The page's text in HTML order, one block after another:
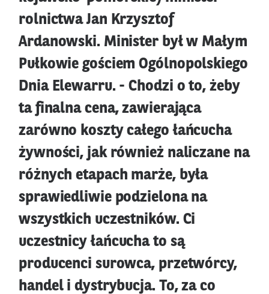
rolnictwa Jan Krzysztof
Ardanowski. Minister był w Małym
Pułkowie gościem Ogólnopolskiego
Dnia Elewarru. - Chodzi o to, żeby
ta finalna cena, zawierająca
zarówno koszty całego łańcucha
żywności, jak również naliczane na
różnych etapach marże, była
sprawiedliwie podzielona na
wszystkich uczestników. Ci
uczestnicy łańcucha to są
producenci surowca, przetwórcy,
handel i dystrybucja. To, za co